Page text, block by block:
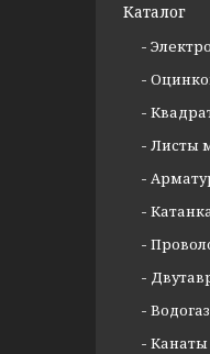
Каталог
Листы
Канаты